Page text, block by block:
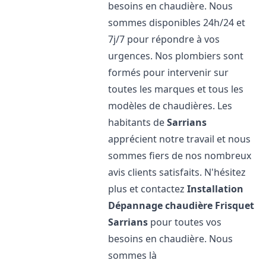
besoins en chaudière. Nous
sommes disponibles 24h/24 et
7j/7 pour répondre à vos
urgences. Nos plombiers sont
formés pour intervenir sur
toutes les marques et tous les
modèles de chaudières. Les
habitants deSarrians
apprécient notre travail et nous
sommes fiers de nos nombreux
avis clients satisfaits. N'hésitez
plus et contactezInstallation
Dépannage chaudière Frisquet
Sarrians pour toutes vos
besoins en chaudière. Nous
sommes là